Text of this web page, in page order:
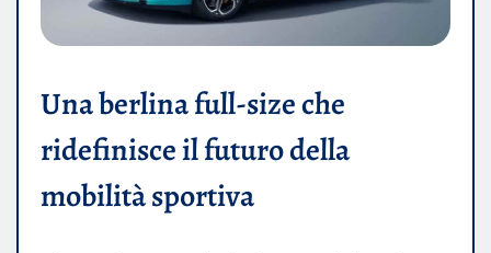
Una berlina full-size che
ridefinisce il futuro della
mobilità sportiva